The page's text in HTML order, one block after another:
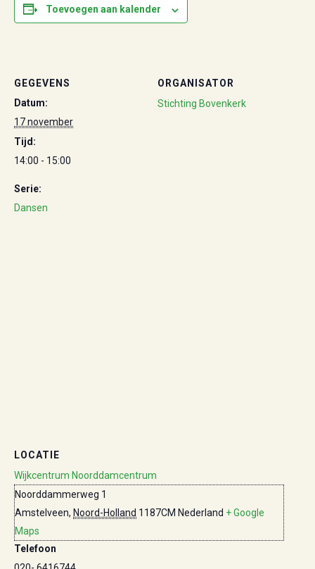
Toevoegen aan kalender
GEGEVENS
Datum:
17 november
Tijd:
14:00 - 15:00
Serie:
Dansen
ORGANISATOR
Stichting Bovenkerk
LOCATIE
Wijkcentrum Noorddamcentrum
Noorddammerweg 1
Amstelveen, Noord-Holland 1187CM Nederland + Google
Maps
Telefoon